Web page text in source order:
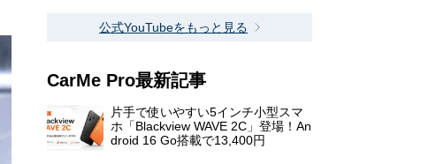
公式YouTubeをもっと見る
CarMe Pro最新記事
片手で使いやすい5インチ小型スマ
ホ「Blackview WAVE 2C」登場！An
droid 16 Go搭載で13,400円